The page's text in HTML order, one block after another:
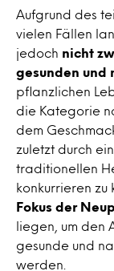
Aufgrund des
vielen Fällen
jedoch nicht
gesunden und
pflanzlichen
die Kategorie
dem
zuletzt durch
traditionellen
konkurrieren zu
Fokus der
liegen, um den
gesunde und
werden.